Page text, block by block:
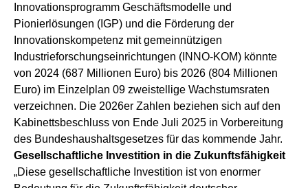
Innovationsprogramm Geschäftsmodelle und
Pionierlösungen (IGP) und die Förderung der
Innovationskompetenz mit gemeinnützigen
Industrieforschungseinrichtungen (INNO-KOM) könnte
von 2024 (687 Millionen Euro) bis 2026 (804 Millionen
Euro) im Einzelplan 09 zweistellige Wachstumsraten
verzeichnen. Die 2026er Zahlen beziehen sich auf den
Kabinettsbeschluss von Ende Juli 2025 in Vorbereitung
des Bundeshaushaltsgesetzes für das kommende Jahr.
Gesellschaftliche Investition in die Zukunftsfähigkeit
„Diese gesellschaftliche Investition ist von enormer